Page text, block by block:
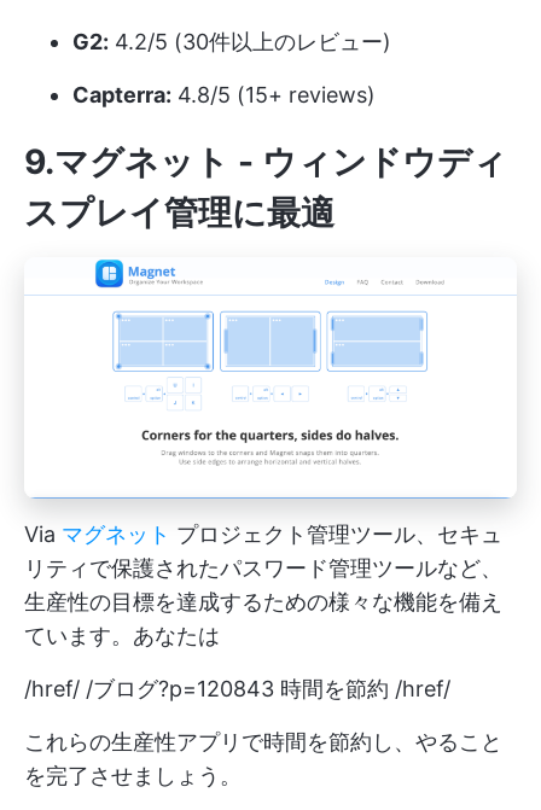
G2: 4.2/5 (30件以上のレビュー)
Capterra: 4.8/5 (15+ reviews)
9.マグネット - ウィンドウディ
スプレイ管理に最適
Via マグネット プロジェクト管理ツール、セキュ
リティで保護されたパスワード管理ツールなど、
生産性の目標を達成するための様々な機能を備え
ています。あなたは
/href/ /ブログ?p=120843 時間を節約 /href/
これらの生産性アプリで時間を節約し、やること
を完了させましょう。